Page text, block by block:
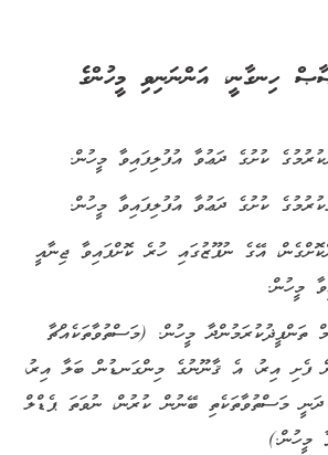
ހިނގާނީ، އަންނަނިވި މީހުންގެ
އޭގެ ނުފޫޒުގައި ހުރެ ކޮށްފައިވާ ޖިނާއީ
މީހުން.
ތަންފީޛުކުރަމުންދާ މީހުން. (މަސްތުވާތަކެއްޗާ
ފެށި އިރު، އެ ޤާނޫނުގެ މިންގަނޑުން ބަލާ އިރު،
މަސްތުވާތަކެތި ބޭނުން ކުރުން، ނުވަތަ ޕެޑްލް
މީހުން.)